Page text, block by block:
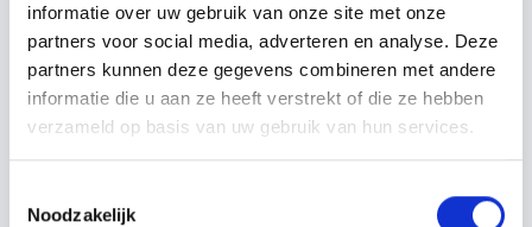
informatie over uw gebruik van onze site met onze
partners voor social media, adverteren en analyse. Deze
partners kunnen deze gegevens combineren met andere
informatie die u aan ze heeft verstrekt of die ze hebben
verzameld op basis van uw gebruik van hun services.
Noodzakelijk
CAPTCHA